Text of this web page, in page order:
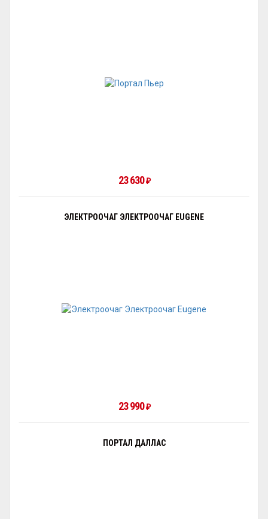
23 630₽
ЭЛЕКТРООЧАГ ЭЛЕКТРООЧАГ EUGENE
23 990₽
ПОРТАЛ ДАЛЛАС